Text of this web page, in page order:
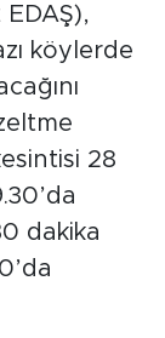
EDAŞ),
köylerde
28
dakika